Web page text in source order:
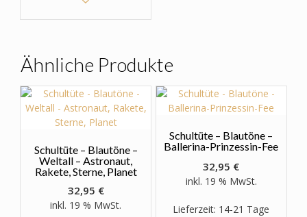
Optionen
können
auf
der
Produktseite
werden
Ähnliche Produkte
Schultüte – Blautöne –
Weltall – Astronaut,
Rakete, Sterne, Planet
32,95 €
inkl. 19 % MwSt.
Schultüte – Blautöne –
Ballerina-Prinzessin-Fee
32,95 €
inkl. 19 % MwSt.
Lieferzeit: 14-21 Tage